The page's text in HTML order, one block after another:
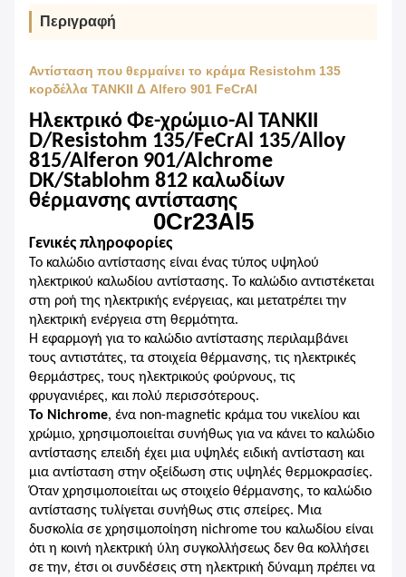
Περιγραφή
Αντίσταση που θερμαίνει το κράμα Resistohm 135
κορδέλλα TANKII Δ Alfero 901 FeCrAl
Ηλεκτρικό Φε-χρώμιο-Al TANKII
D/Resistohm 135/FeCrAl 135/Alloy
815/Alferon 901/Alchrome
DK/Stablohm 812 καλωδίων
θέρμανσης αντίστασης
0Cr23Al5
Γενικές πληροφορίες
Το καλώδιο αντίστασης είναι ένας τύπος υψηλού
ηλεκτρικού καλωδίου αντίστασης. Το καλώδιο αντιστέκεται
στη ροή της ηλεκτρικής ενέργειας, και μετατρέπει την
ηλεκτρική ενέργεια στη θερμότητα.
Η εφαρμογή για το καλώδιο αντίστασης περιλαμβάνει
τους αντιστάτες, τα στοιχεία θέρμανσης, τις ηλεκτρικές
θερμάστρες, τους ηλεκτρικούς φούρνους, τις
φρυγανιέρες, και πολύ περισσότερους.
Το Nichrome, ένα non-magnetic κράμα του νικελίου και
χρώμιο, χρησιμοποιείται συνήθως για να κάνει το καλώδιο
αντίστασης επειδή έχει μια υψηλές ειδική αντίσταση και
μια αντίσταση στην οξείδωση στις υψηλές θερμοκρασίες.
Όταν χρησιμοποιείται ως στοιχείο θέρμανσης, το καλώδιο
αντίστασης τυλίγεται συνήθως στις σπείρες. Μια
δυσκολία σε χρησιμοποίηση nichrome του καλωδίου είναι
ότι η κοινή ηλεκτρική ύλη συγκολλήσεως δεν θα κολλήσει
σε την, έτσι οι συνδέσεις στη ηλεκτρική δύναμη πρέπει να